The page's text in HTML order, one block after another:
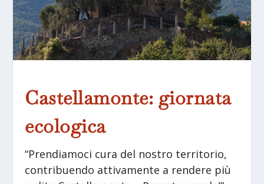
Castellamonte: giornata
ecologica
“Prendiamoci cura del nostro territorio,
contribuendo attivamente a rendere più